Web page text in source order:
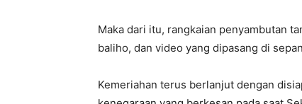
Maka dari itu, rangkaian penyambutan
baliho, dan video yang dipasang di
Kemeriahan terus berlanjut dengan